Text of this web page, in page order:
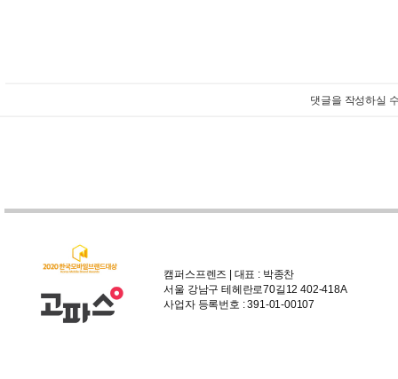
댓글을 작성하실
캠퍼스프렌즈 | 대표 : 박종찬
서울 강남구 테헤란로70길12 402-418A
사업자 등록번호 : 391-01-00107